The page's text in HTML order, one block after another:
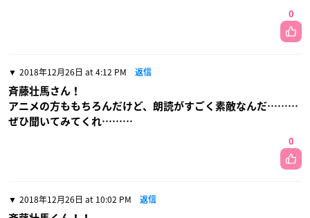
0
2018年12月26日 at 4:12 PM 返信
斉藤壮馬さん！
アニメの方ももちろんだけど、朗読がすごく素敵なんだ………
ぜひ聞いてみてくれ………
0
2018年12月26日 at 10:02 PM 返信